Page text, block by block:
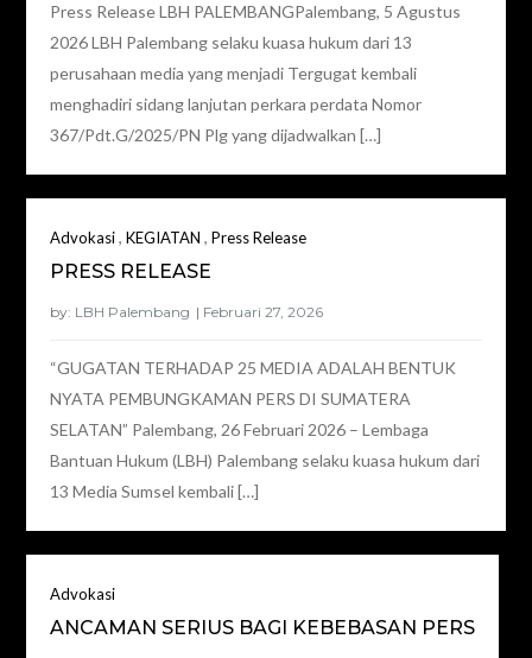
Press Release LBH PALEMBANGPalembang, 5 Agustus
2026 LBH Palembang selaku kuasa hukum dari 13
perusahaan media yang menjadi Tergugat kembali
menghadiri sidang lanjutan perkara perdata Nomor
367/Pdt.G/2025/PN Plg yang dijadwalkan […]
Advokasi,KEGIATAN ,Press Release
PRESS RELEASE
by: LBH Palembang
“GUGATAN TERHADAP 25 MEDIA ADALAH BENTUK
NYATA PEMBUNGKAMAN PERS DI SUMATERA
SELATAN” Palembang, 26 Februari 2026 – Lembaga
Bantuan Hukum (LBH) Palembang selaku kuasa hukum dari
13 Media Sumsel kembali […]
Advokasi
ANCAMAN SERIUS BAGI KEBEBASAN PERS